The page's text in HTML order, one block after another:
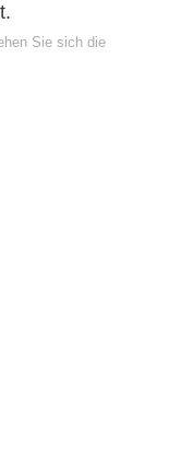
Sie sich die